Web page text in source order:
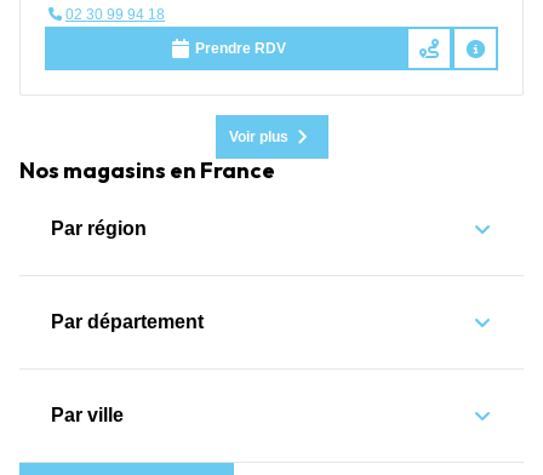
02 30 99 94 18
Prendre RDV
Voir plus
Nos magasins en France
Par région
Par département
Par ville